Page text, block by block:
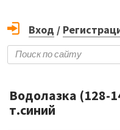
Вход /
Водолазка (128-
т.синий